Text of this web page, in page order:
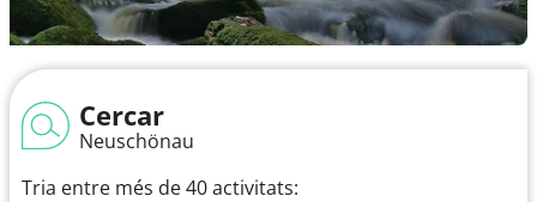
Cercar
Neuschönau
Tria entre més de 40 activitats: